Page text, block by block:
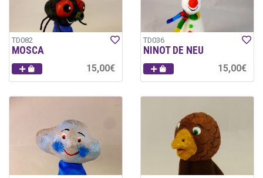
TD082
MOSCA
15,00€
TD036
NINOT DE NEU
15,00€